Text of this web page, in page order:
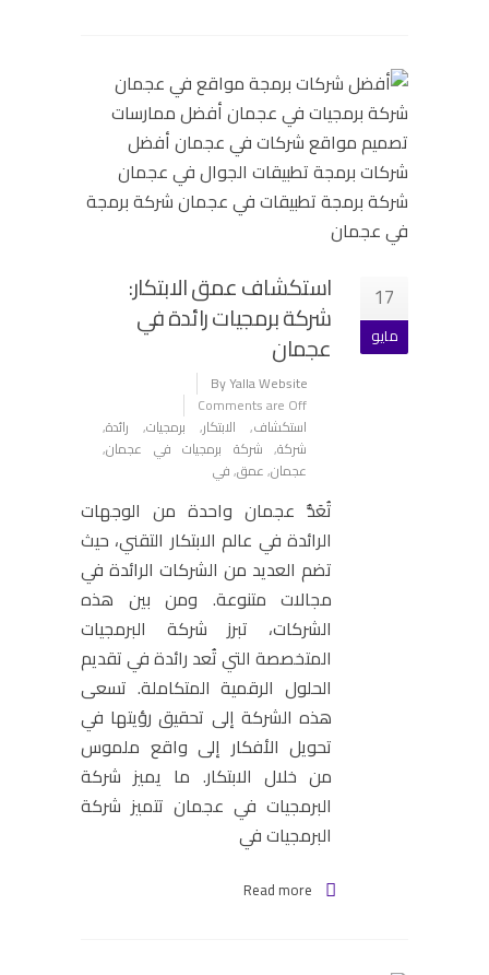
17
مايو
استكشاف عمق الابتكار:
شركة برمجيات رائدة في
عجمان
By Yalla Website
Comments are Off
استكشاف, الابتكار, برمجيات, رائدة,
شركة, شركة برمجيات في عجمان,
عجمان,عمق,في
تُعَدُّ عجمان واحدة من الوجهات
الرائدة في عالم الابتكار التقني، حيث
تضم العديد من الشركات الرائدة في
مجالات متنوعة. ومن بين هذه
الشركات، تبرز شركة البرمجيات
المتخصصة التي تُعد رائدة في تقديم
الحلول الرقمية المتكاملة. تسعى
هذه الشركة إلى تحقيق رؤيتها في
تحويل الأفكار إلى واقع ملموس
من خلال الابتكار. ما يميز شركة
البرمجيات في عجمان تتميز شركة
البرمجيات في
Read more